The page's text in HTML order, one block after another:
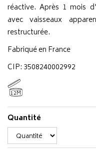
réactive. Après 1 mois
avec vaisseaux
restructurée.
Fabriqué en France
CIP: 3508240002992
12M
Quantité